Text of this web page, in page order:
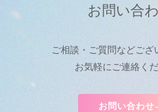
お問い合
ご相談・ご質問などござ
お気軽にご連絡くだ
お問い合わせ